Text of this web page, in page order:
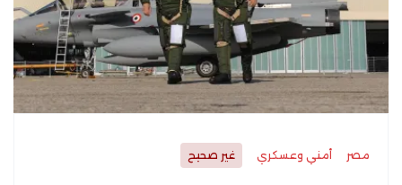
مصر أمني وعسكري غير صحيح